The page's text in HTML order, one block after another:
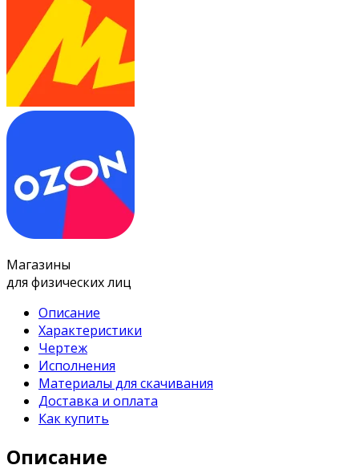
Магазины
для физических лиц
Описание
Характеристики
Чертеж
Исполнения
Материалы для скачивания
Доставка и оплата
Как купить
Описание